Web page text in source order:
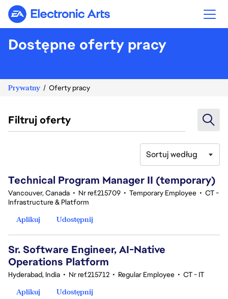
Electronic Arts
Dostępne oferty pracy
Prywatny Oferty pracy
Filtruj oferty
Sortuj według
Technical Program Manager II (temporary)
Vancouver, Canada • Nr ref.215709 • Temporary Employee • CT -
Infrastructure & Platform
Aplikuj
Udostępnij
Sr. Software Engineer, AI-Native
Operations Platform
Hyderabad, India • Nr ref.215712 • Regular Employee • CT - IT
Aplikuj
Udostępnij